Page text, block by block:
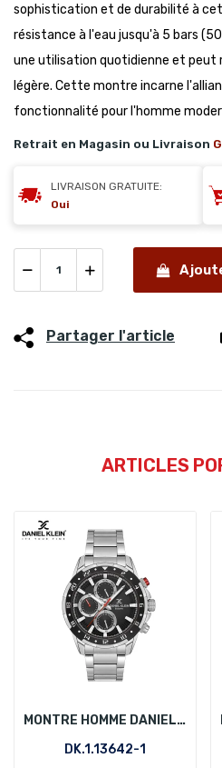
sophistication et de durabilité à
résistance à l'eau jusqu'à 5 bars
une utilisation quotidienne et peut
légère. Cette montre incarne
fonctionnalité pour l'homme
Retrait en Magasin ou Livraison
LIVRAISON GRATUITE:
Oui
Partager l'article
ARTICLES
MONTRE HOMME DANIEL KLEIN DK.1.13642-1
DK.1.13642-1